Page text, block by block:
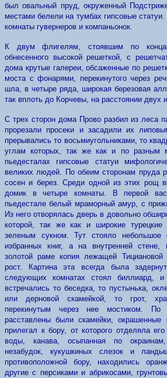
был овальный пруд, окруженный
местами белели на тумбах гипсовые
комнаты гувернеров и компаньонок.
К двум флигелям, стоявшим по
обнесенного высокой решеткой, с
дома крутые галереи, обсаженные по
моста с фонарями, перекинутого через
шла, в четыре ряда, широкая березовая
так вплоть до Корчевы, на расстоянии двух
С трех сторон дома Прово разбил из леса
прорезали просеки и засадили их
прерывались то восьмиугольниками, то
углам которых, так же как и по разным
пьедесталах гипсовые статуи
великих людей. По обеим сторонам пруда
сосен и берез. Среди одной из этих рощ
домик в четыре комнаты. В первой
пьедестале белый мраморный амур, с
Из него отворялась дверь в довольно
которой, так же как и широкие
зеленым сукном. Тут стояло небольшое
избранных книг, а на внутренней
золотой раме копия лежащей
рост. Картина эта всегда была
следующих комнатах стоял биллиард,
встречались то беседка, то пустынька,
или дерновой скамейкой, то грот,
перекинутым через нее мостиком.
расставлены были скамейки,
прилегал к бору, от которого отделяла
воды, канава, осыпанная по
незабудок, кукушкиных слезок и
противоположной бору, находились
другие с персиками и абрикосами,